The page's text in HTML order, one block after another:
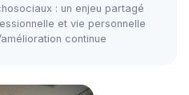
: un enjeu partagé
et vie personnelle
continue